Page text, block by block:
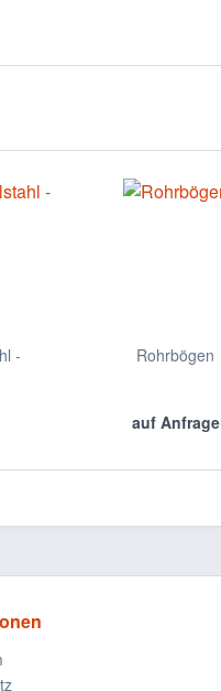
-
Rohrbögen
auf Anfrage